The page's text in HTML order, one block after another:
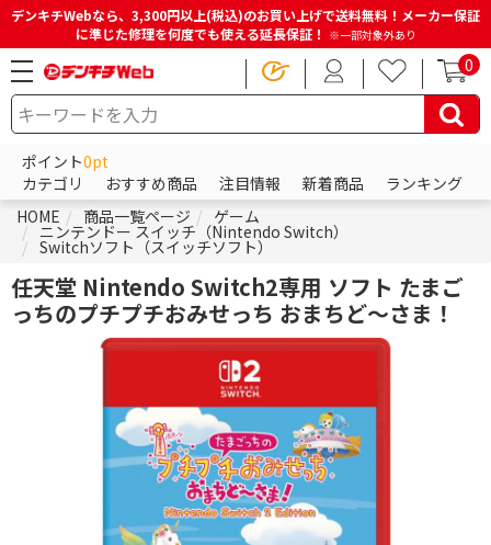
デンキチWebなら、3,300円以上(税込)のお買い上げで送料無料！メーカー保証
に準じた修理を何度でも使える延長保証！ ※一部対象外あり
0
ポイント0pt
カテゴリ
おすすめ商品 注目情報 新着商品
ランキング
HOME
商品一覧ページ ゲーム
ニンテンドー スイッチ（Nintendo Switch）
Switchソフト（スイッチソフト）
任天堂 Nintendo Switch2専用 ソフト たまご
っちのプチプチおみせっち おまちど～さま！